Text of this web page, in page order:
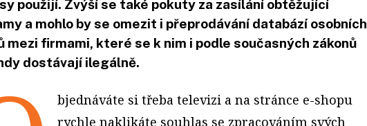
použijí. Zvýší se také pokuty za zasílání obtěžující
a mohlo by se omezit i přeprodávání databází osobních
mezi firmami, které se k nim i podle současných zákonů
dostávají ilegálně.
bjednáváte si třeba televizi a na stránce e-shopu
rychle naklikáte souhlas se zpracováním svých